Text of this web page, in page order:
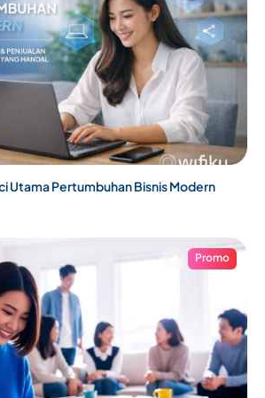
Utama Pertumbuhan Bisnis Modern
Promo